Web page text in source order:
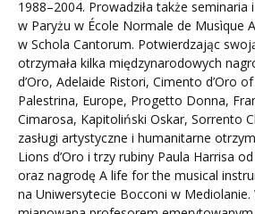
1988–2004. Prowadziła także
w Paryżu w École Normale de Musìque
w Schola Cantorum. Potwierdzając
otrzymała kilka międzynarodowych
d’Oro, Adelaide Ristori, Cimento d’Oro
Palestrina, Europe, Progetto Donna,
Cimarosa, Kapitoliński Oskar, Sorrento
zasługi artystyczne i humanitarne
Lions d’Oro i trzy rubiny Paula Harrisa
oraz nagrodę A life for the musical
na Uniwersytecie Bocconi w Mediolanie.